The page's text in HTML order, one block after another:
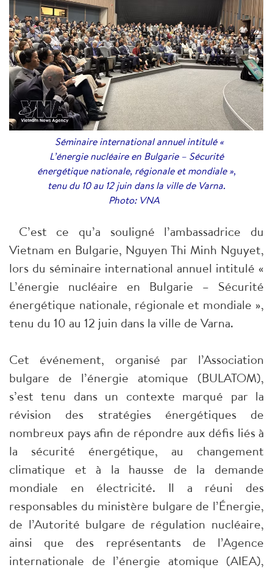
Séminaire international annuel intitulé «
L’énergie nucléaire en Bulgarie – Sécurité
énergétique nationale, régionale et mondiale »,
tenu du 10 au 12 juin dans la ville de Varna.
Photo: VNA
C’est ce qu’a souligné l’ambassadrice du
Vietnam en Bulgarie, Nguyen Thi Minh Nguyet,
lors du séminaire international annuel intitulé «
L’énergie nucléaire en Bulgarie – Sécurité
énergétique nationale, régionale et mondiale »,
tenu du 10 au 12 juin dans la ville de Varna.
Cet événement, organisé par l’Association
bulgare de l’énergie atomique (BULATOM),
s’est tenu dans un contexte marqué par la
révision des stratégies énergétiques de
nombreux pays afin de répondre aux défis liés à
la sécurité énergétique, au changement
climatique et à la hausse de la demande
mondiale en électricité. Il a réuni des
responsables du ministère bulgare de l’Énergie,
de l’Autorité bulgare de régulation nucléaire,
ainsi que des représentants de l’Agence
internationale de l’énergie atomique (AIEA),